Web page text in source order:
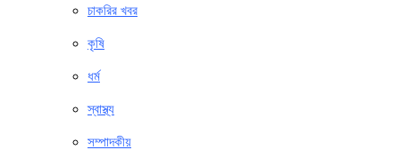
চাকরির খবর
কৃষি
ধর্ম
স্বাস্থ্য
সম্পাদকীয়